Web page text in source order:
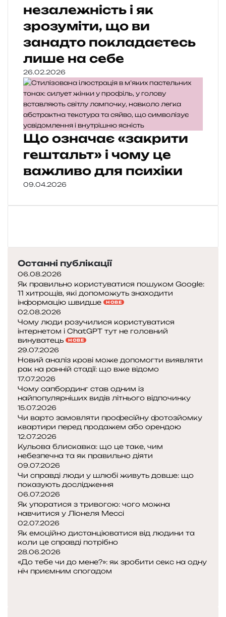
незалежність і як
зрозуміти, що ви
занадто покладаєтесь
лише на себе
26.02.2026
Що означає «закрити
гештальт» і чому це
важливо для психіки
09.04.2026
Останні публікації
06.08.2026
Як правильно користуватися пошуком Google:
11 хитрощів, які допоможуть знаходити
інформацію швидше
НОВЕ
02.08.2026
Чому люди розучилися користуватися
інтернетом і ChatGPT тут не головний
винуватець
НОВЕ
29.07.2026
Новий аналіз крові може допомогти виявляти
рак на ранній стадії: що вже відомо
17.07.2026
Чому сапбординг став одним із
найпопулярніших видів літнього відпочинку
15.07.2026
Чи варто замовляти професійну фотозйомку
квартири перед продажем або орендою
12.07.2026
Кульова блискавка: що це таке, чим
небезпечна та як правильно діяти
09.07.2026
Чи справді люди у шлюбі живуть довше: що
показують дослідження
06.07.2026
Як упоратися з тривогою: чого можна
навчитися у Ліонеля Мессі
02.07.2026
Як емоційно дистанціюватися від людини та
коли це справді потрібно
28.06.2026
«До тебе чи до мене?»: як зробити секс на одну
ніч приємним спогадом